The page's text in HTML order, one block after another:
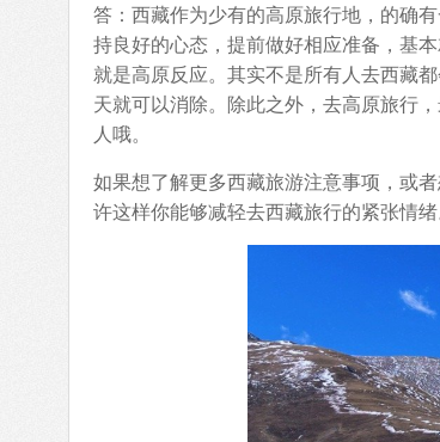
答：西藏作为少有的高原旅行地，的确
持良好的心态，提前做好相应准备，基
就是高原反应。其实不是所有人去西藏
天就可以消除。除此之外，去高原旅行
人哦。
如果想了解更多西藏旅游注意事项，或
许这样你能够减轻去西藏旅行的紧张情绪